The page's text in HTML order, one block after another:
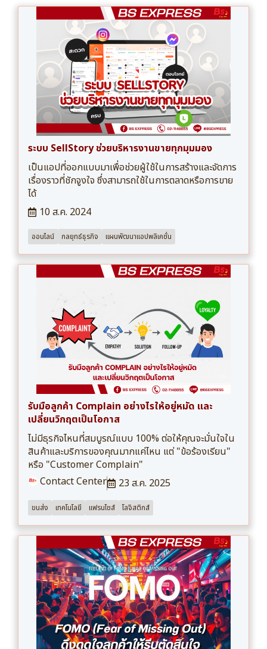
ระบบ SellStory ช่วยบริหารงานขายทุกมุมมอง
เป็นแอปที่ออกแบบมาเพื่อช่วยผู้ใช้ในการสร้างและจัดการ
เรื่องราวที่ชักจูงใจ ซึ่งสามารถใช้ในการตลาดหรือการขาย
ได้
10 ส.ค. 2024
ออนไลน์ กลยุทธ์ธุรกิจ แผนพัฒนาแอปพลิเคชั่น
รับมือลูกค้า Complain อย่างไรให้อยู่หมัด และ
เปลี่ยนวิกฤตเป็นโอกาส
ไม่มีธุรกิจไหนที่สมบูรณ์แบบ 100% ต่อให้คุณจะมั่นใจใน
สินค้าและบริการของคุณมากแค่ไหน แต่ "ข้อร้องเรียน"
หรือ "Customer Complain"
Contact Center
23 ส.ค. 2025
ขนส่ง เทคโนโลยี แฟรนไชส์ โลจิสติกส์